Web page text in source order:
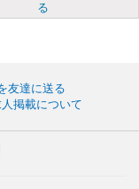
る
友達に送る
掲載について